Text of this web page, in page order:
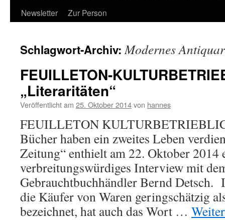
Newsletter
Zur Person
Schlagwort-Archiv:Modernes
FEUILLETON-
„Literaritäten“
Veröffentlicht am 25. Oktober 2014von hannes
FEUILLETON
Bücher haben ein zweites Leben
Zeitung“ enthielt am 22. Oktober 2014
verbreitungswürdiges Interview mit
Gebrauchtbuchhändler Bernd Detsch.
die Käufer von Waren geringschätzig
bezeichnet, hat auch das Wort …